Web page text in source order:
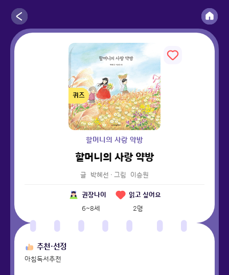
퀴즈
할머니의 사랑 약방
할머니의 사랑 약방
글 박혜선 · 그림 이승원
권장나이
6~8세
읽고 싶어요
2명
추천·선정
아침독서추천